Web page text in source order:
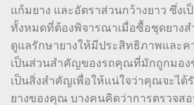
แก้มยาง และอัตราส่วนกว้างยาว ซึ่ง
ทั้งหมดที่ต้องพิจารณาเมื่อซื้อชุดยาง
ดูแลรักษายางให้มีประสิทธิภาพและค
เป็นส่วนสำคัญของรถคุณที่มักถูกมอง
เป็นสิ่งสำคัญเพื่อให้แน่ใจว่าคุณจะได้
ยางของคุณ บางคนคิดว่าการตรวจส